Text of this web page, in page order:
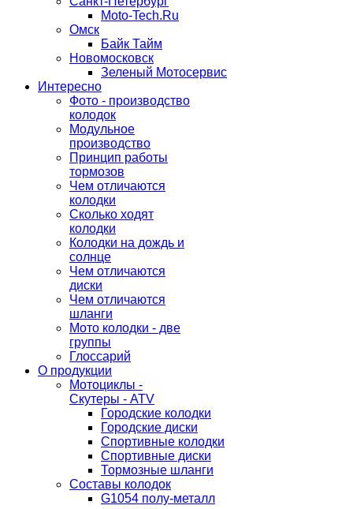
Moto-Tech.Ru
Омск
Байк Тайм
Новомосковск
Зеленый Мотосервис
Интересно
Фото - производство
колодок
Модульное
производство
Принцип работы
тормозов
Чем отличаются
колодки
Сколько ходят
колодки
Колодки на дождь и
солнце
Чем отличаются
диски
Чем отличаются
шланги
Мото колодки - две
группы
Глоссарий
О продукции
Мотоциклы -
Скутеры - ATV
Городские колодки
Городские диски
Спортивные колодки
Спортивные диски
Тормозные шланги
Составы колодок
G1054 полу-металл